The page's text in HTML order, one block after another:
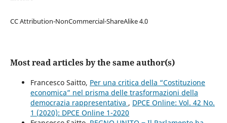
CC Attribution-NonCommercial-ShareAlike 4.0
Most read articles by the same author(s)
Francesco Saitto, Per una critica della “Costituzione
economica” nel prisma delle trasformazioni della
democrazia rappresentativa , DPCE Online: Vol. 42 No.
1 (2020): DPCE Online 1-2020